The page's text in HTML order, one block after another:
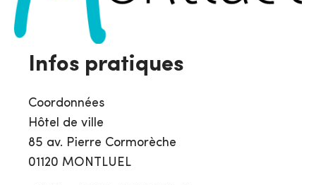
Infos pratiques
Coordonnées
Hôtel de ville
85 av. Pierre Cormorèche
01120 MONTLUEL